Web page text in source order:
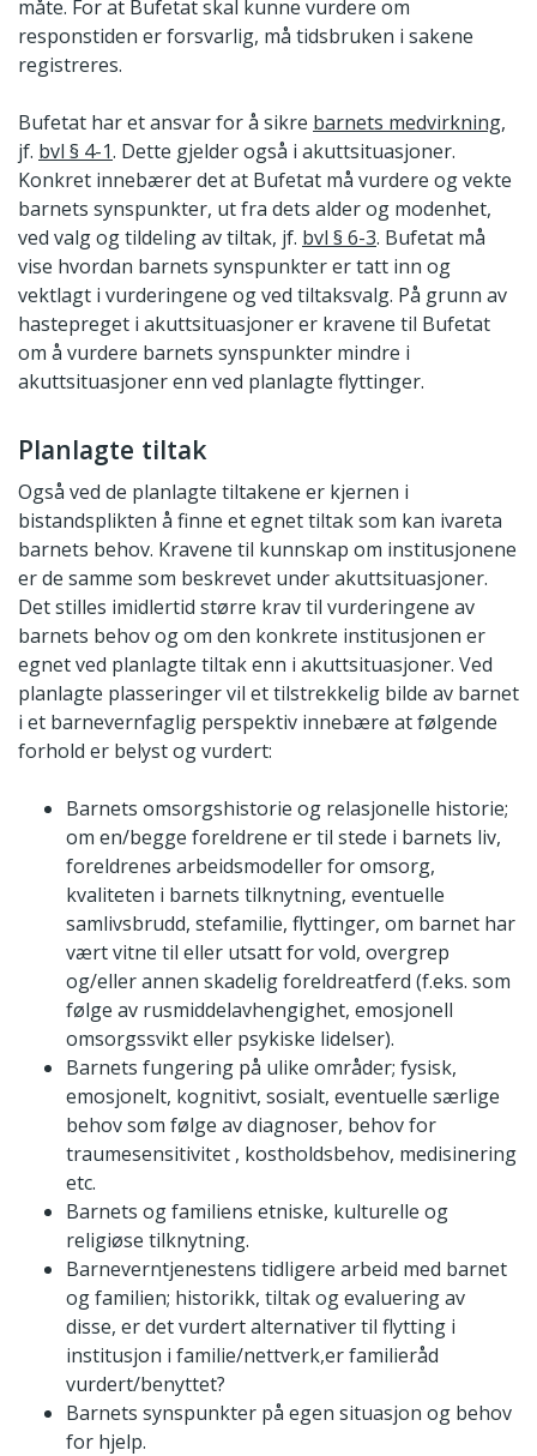
måte. For at Bufetat skal kunne vurdere om
responstiden er forsvarlig, må tidsbruken i sakene
registreres.
Bufetat har et ansvar for å sikre barnets medvirkning,
jf. bvl § 4-1. Dette gjelder også i akuttsituasjoner.
Konkret innebærer det at Bufetat må vurdere og vekte
barnets synspunkter, ut fra dets alder og modenhet,
ved valg og tildeling av tiltak, jf. bvl § 6-3. Bufetat må
vise hvordan barnets synspunkter er tatt inn og
vektlagt i vurderingene og ved tiltaksvalg. På grunn av
hastepreget i akuttsituasjoner er kravene til Bufetat
om å vurdere barnets synspunkter mindre i
akuttsituasjoner enn ved planlagte flyttinger.
Planlagte tiltak
Også ved de planlagte tiltakene er kjernen i
bistandsplikten å finne et egnet tiltak som kan ivareta
barnets behov. Kravene til kunnskap om institusjonene
er de samme som beskrevet under akuttsituasjoner.
Det stilles imidlertid større krav til vurderingene av
barnets behov og om den konkrete institusjonen er
egnet ved planlagte tiltak enn i akuttsituasjoner. Ved
planlagte plasseringer vil et tilstrekkelig bilde av barnet
i et barnevernfaglig perspektiv innebære at følgende
forhold er belyst og vurdert:
Barnets omsorgshistorie og relasjonelle historie;
om en/begge foreldrene er til stede i barnets liv,
foreldrenes arbeidsmodeller for omsorg,
kvaliteten i barnets tilknytning, eventuelle
samlivsbrudd, stefamilie, flyttinger, om barnet har
vært vitne til eller utsatt for vold, overgrep
og/eller annen skadelig foreldreatferd (f.eks. som
følge av rusmiddelavhengighet, emosjonell
omsorgssvikt eller psykiske lidelser).
Barnets fungering på ulike områder; fysisk,
emosjonelt, kognitivt, sosialt, eventuelle særlige
behov som følge av diagnoser, behov for
traumesensitivitet , kostholdsbehov, medisinering
etc.
Barnets og familiens etniske, kulturelle og
religiøse tilknytning.
Barneverntjenestens tidligere arbeid med barnet
og familien; historikk, tiltak og evaluering av
disse, er det vurdert alternativer til flytting i
institusjon i familie/nettverk,er familieråd
vurdert/benyttet?
Barnets synspunkter på egen situasjon og behov
for hjelp.